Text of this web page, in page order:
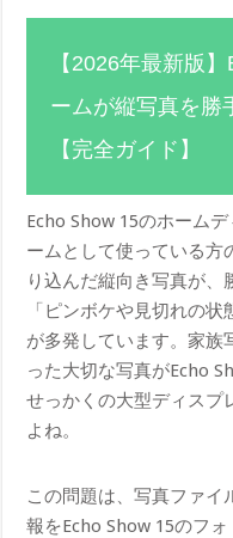
【2026年最新版
ームが縦写真を勝
【完全ガイド】
Echo Show 15のホーム
ームとして使っている方
り込んだ縦向き写真が、
「ピンボケや見切れの
が多発しています。家族
った大切な写真がEcho
せっかくの大型ディスプ
よね。
この問題は、写真ファイ
報をEcho Show 15のフ